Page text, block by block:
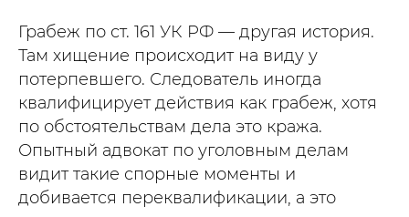
Грабеж по ст. 161 УК РФ — другая история.
Там хищение происходит на виду у
потерпевшего. Следователь иногда
квалифицирует действия как грабеж, хотя
по обстоятельствам дела это кража.
Опытный адвокат по уголовным делам
видит такие спорные моменты и
добивается переквалификации, а это